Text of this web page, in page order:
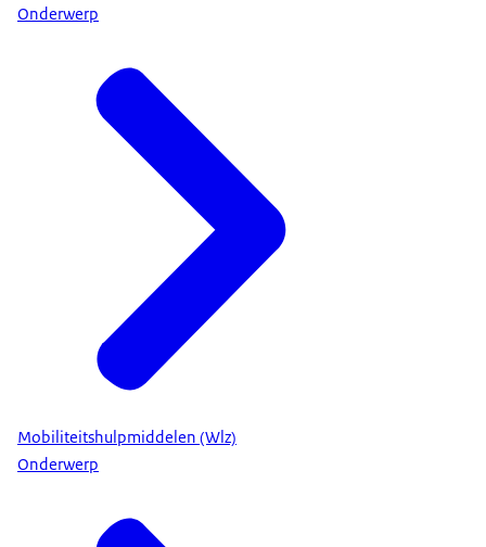
Onderwerp
Mobiliteitshulpmiddelen (Wlz)
Onderwerp